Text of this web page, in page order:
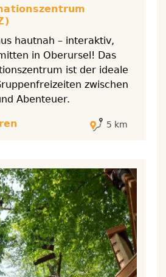
hautnah – interaktiv,
in Oberursel! Das
ist der ideale
zwischen
Abenteuer.
5 km